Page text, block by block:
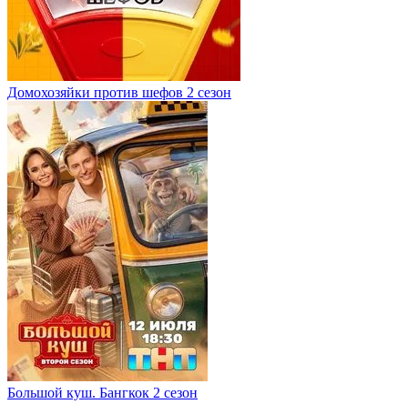
Домохозяйки против шефов 2 сезон
Большой куш. Бангкок 2 сезон